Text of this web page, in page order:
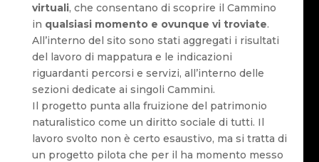
virtuali, che consentano di scoprire il Cammino
in qualsiasi momento e ovunque vi troviate.
All’interno del sito sono stati aggregati i risultati
del lavoro di mappatura e le indicazioni
riguardanti percorsi e servizi, all’interno delle
sezioni dedicate ai singoli Cammini.
Il progetto punta alla fruizione del patrimonio
naturalistico come un diritto sociale di tutti. Il
lavoro svolto non è certo esaustivo, ma si tratta di
un progetto pilota che per il ha momento messo